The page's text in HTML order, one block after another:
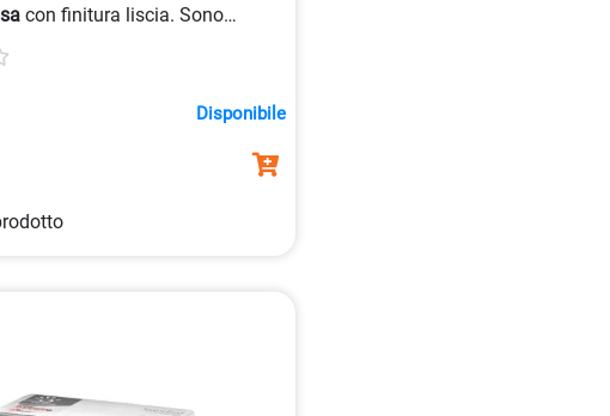
con finitura liscia. Sono
confezioni da
di 20 cm e una lunghezza di
caratterizzate dalla presenza di
Disponibile